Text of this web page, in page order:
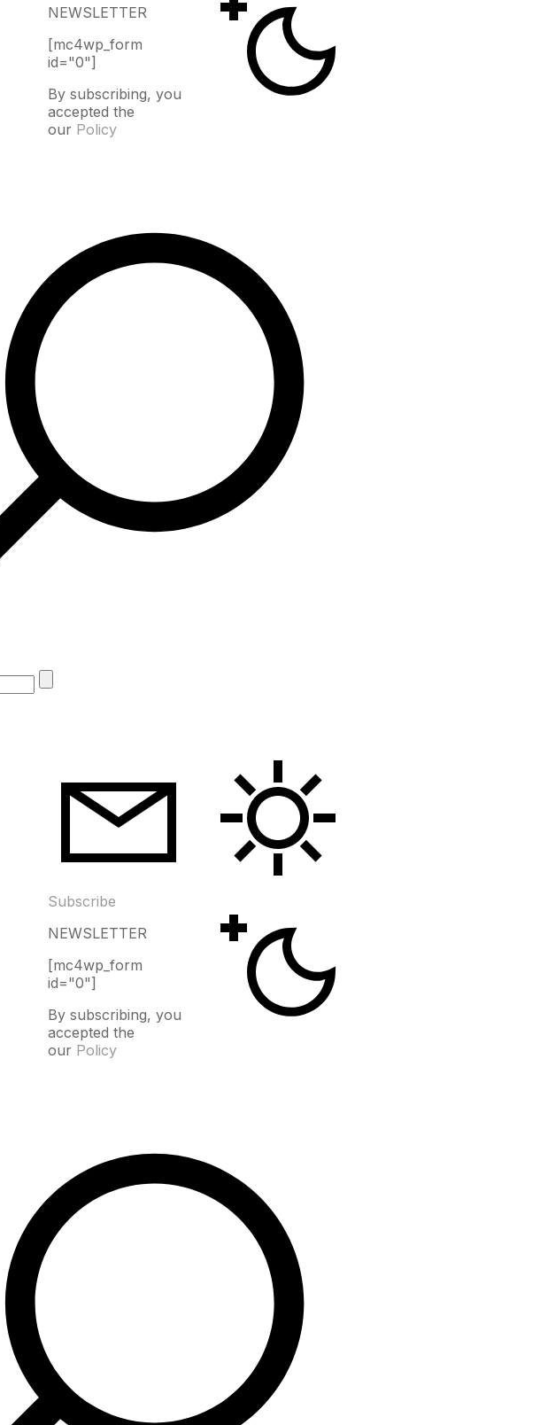
NEWSLETTER
[mc4wp_form
id="0"]
By subscribing, you
accepted the
our Policy
Subscribe
NEWSLETTER
[mc4wp_form
id="0"]
By subscribing, you
accepted the
our Policy